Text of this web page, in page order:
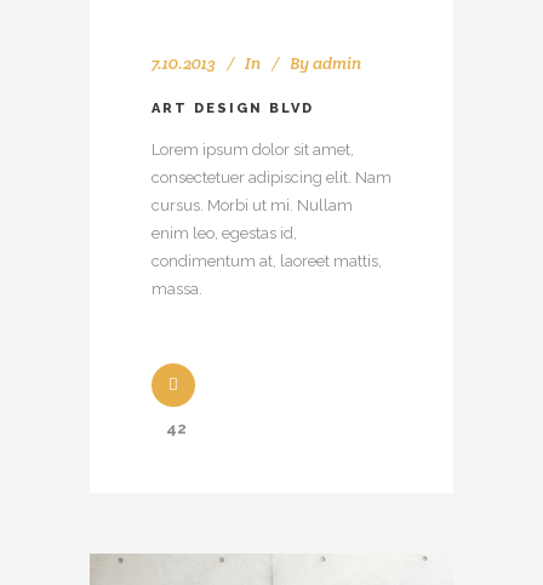
7.10.2013 In Byadmin
ART DESIGN BLVD
Lorem ipsum dolor sit amet,
consectetuer adipiscing elit. Nam
cursus. Morbi ut mi. Nullam
enim leo, egestas id,
condimentum at, laoreet mattis,
massa.
42